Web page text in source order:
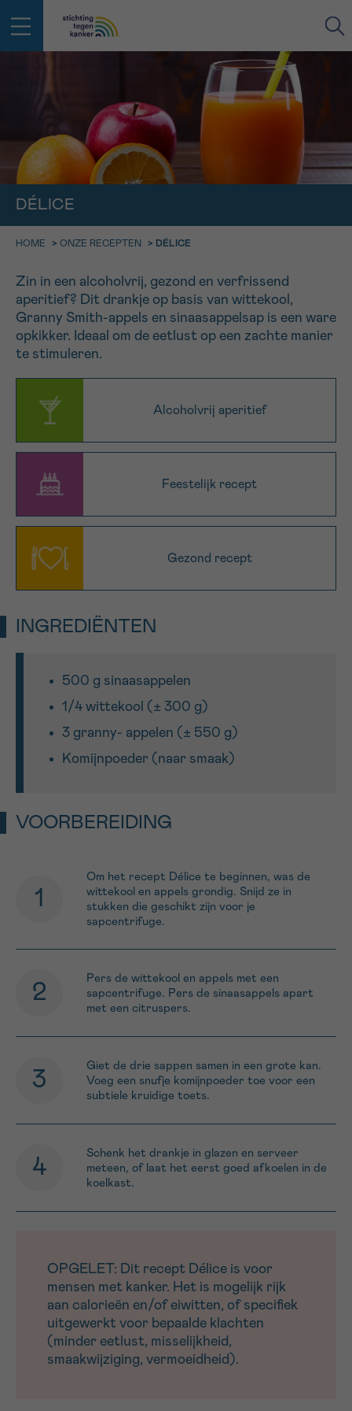
DÉLICE
HOME > ONZE RECEPTEN > DÉLICE
Zin in een alcoholvrij, gezond en verfrissend
aperitief? Dit drankje op basis van wittekool,
Granny Smith-appels en sinaasappelsap is een ware
opkikker. Ideaal om de eetlust op een zachte manier
te stimuleren.
Alcoholvrij aperitief
Feestelijk recept
Gezond recept
INGREDIËNTEN
500 g sinaasappelen
1/4 wittekool (± 300 g)
3 granny- appelen (± 550 g)
Komijnpoeder (naar smaak)
VOORBEREIDING
Om het recept Délice te beginnen, was de
wittekool en appels grondig. Snijd ze in
stukken die geschikt zijn voor je
sapcentrifuge.
Pers de wittekool en appels met een
sapcentrifuge. Pers de sinaasappels apart
met een citruspers.
Giet de drie sappen samen in een grote kan.
Voeg een snufje komijnpoeder toe voor een
subtiele kruidige toets.
Schenk het drankje in glazen en serveer
meteen, of laat het eerst goed afkoelen in de
koelkast.
OPGELET: Dit recept Délice is voor
mensen met kanker. Het is mogelijk rijk
aan calorieën en/of eiwitten, of specifiek
uitgewerkt voor bepaalde klachten
(minder eetlust, misselijkheid,
smaakwijziging, vermoeidheid).
EMAIL
NAAM
VOORNAAM
IN DE STRIJD TEGEN KANKER STA
JE NIET ALLEEN
Professionele medewerkers beantwoorden je vragen
Contacteer ons gratis
Bel ons op 0800 15 802
ma-vrij 9u tot 18u
contactformulier
Ik wil graag opgebeld worden
Meer weten over Kankerinfo
geen enkele diagnose
TERUG
NAAM
VOORNAAM
EMAIL
MIJN VRAAG
Ik aanvaard degebruiksvoorwaarden
Sturen
TERUG
Afspraak
KIES DE TIJDSSPANNE VAN JE AFSPRAAK
9h-11h
11h-13h
13h-16h